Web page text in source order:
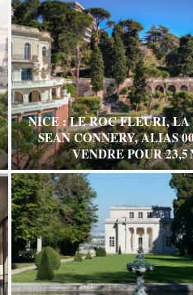
NICE : LE ROC FLEURI,
SEAN CONNERY, ALIAS
VENDRE POUR 23,5